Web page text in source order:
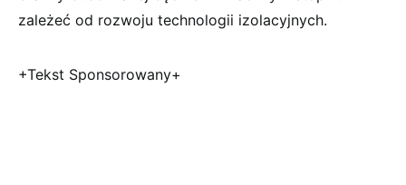
zależeć od rozwoju technologii izolacyjnych.
+Tekst Sponsorowany+